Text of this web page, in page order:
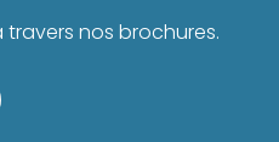
nos brochures.